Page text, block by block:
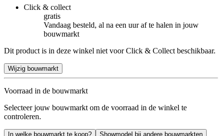
Click & collect
gratis
Vandaag besteld, al na een uur af te halen in jouw
bouwmarkt
Dit product is in deze winkel niet voor Click & Collect beschikbaar.
Wijzig bouwmarkt
Voorraad in de bouwmarkt
Selecteer jouw bouwmarkt om de voorraad in de winkel te
controleren.
In welke bouwmarkt te koop? Showmodel bij andere bouwmarkten